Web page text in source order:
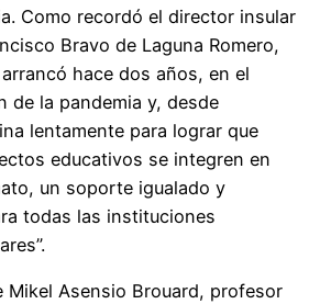
Como recordó el director insular
Bravo de Laguna Romero,
hace dos años, en el
de la pandemia y, desde
lentamente para lograr que
educativos se integren en
un soporte igualado y
todas las instituciones
Mikel Asensio Brouard, profesor